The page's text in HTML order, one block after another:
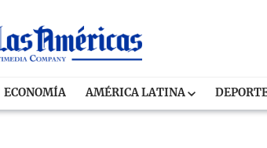
ECONOMÍA AMÉRICA LATINA